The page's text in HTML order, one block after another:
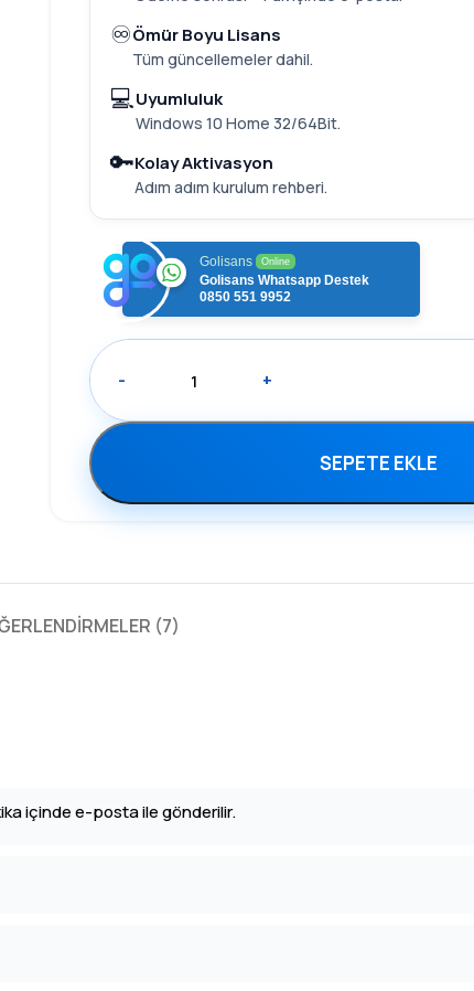
♾️Ömür Boyu Lisans
Tüm güncellemeler dahil.
💻Uyumluluk
Windows 10 Home 32/64Bit.
🔑Kolay Aktivasyon
Adım adım kurulum rehberi.
Golisans Online
Golisans Whatsapp Destek
0850 551 9952
- +
SEPETE EKLE
(7)
içinde e-posta ile gönderilir.